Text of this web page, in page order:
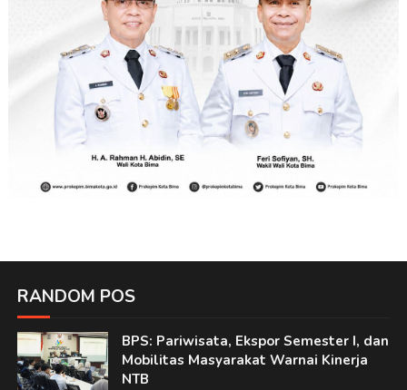
RANDOM POS
BPS: Pariwisata, Ekspor Semester I, dan
Mobilitas Masyarakat Warnai Kinerja
NTB